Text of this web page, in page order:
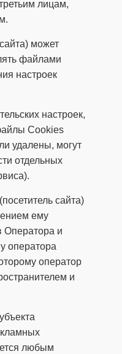
лицам,
может
файлами
настроек
настроек,
Cookies
удалены, могут
отдельных
сайта)
ему
Оператора и
оператора
оператор
и
любым